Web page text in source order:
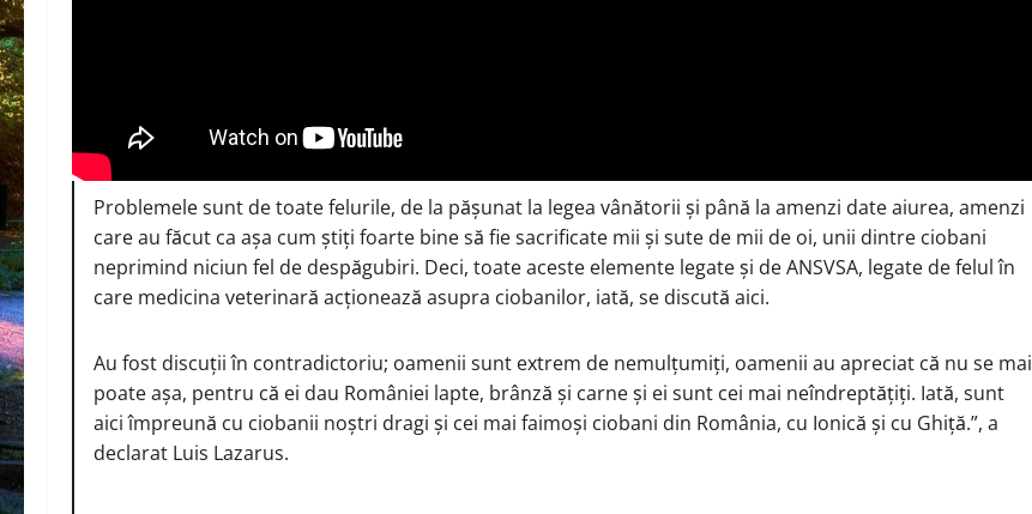
Problemele sunt de toate felurile, de la pășunat la legea vânătorii și până la amenzi date aiurea, amenzi
care au făcut ca așa cum știți foarte bine să fie sacrificate mii și sute de mii de oi, unii dintre ciobani
neprimind niciun fel de despăgubiri. Deci, toate aceste elemente legate și de ANSVSA, legate de felul în
care medicina veterinară acționează asupra ciobanilor, iată, se discută aici.
Au fost discuții în contradictoriu; oamenii sunt extrem de nemulțumiți, oamenii au apreciat că nu se mai
poate așa, pentru că ei dau României lapte, brânză și carne și ei sunt cei mai neîndreptățiți. Iată, sunt
aici împreună cu ciobanii noștri dragi și cei mai faimoși ciobani din România, cu Ionică și cu Ghiță.”, a
declarat Luis Lazarus.